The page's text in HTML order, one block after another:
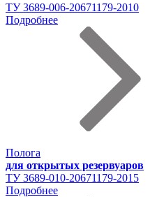
ТУ 3689-006-20671179-2010
Подробнее
Полога
для открытых резервуаров
ТУ 3689-010-20671179-2015
Подробнее